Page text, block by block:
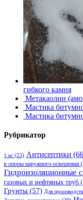
гибкого камня
Метакаолин
Мастика
Мастика
Рубрикатор
1 кг (23) Антисептики
в опоры наружного освещения
Гидроизоляционные
газовых и нефтяных труб
Грунты (57) Для